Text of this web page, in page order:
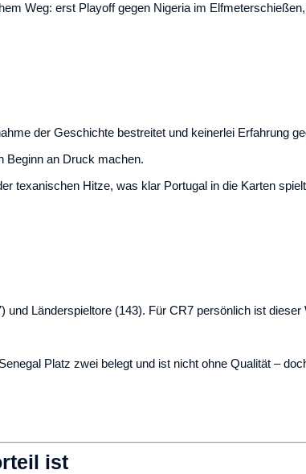
Weg: erst Playoff gegen Nigeria im
der Geschichte bestreitet und keinerlei Erfahrung
Beginn an Druck machen.
texanischen Hitze, was klar Portugal in die Karten
und Länderspieltore (143). Für CR7 persönlich ist
Platz zwei belegt und ist nicht ohne Qualität –
ist